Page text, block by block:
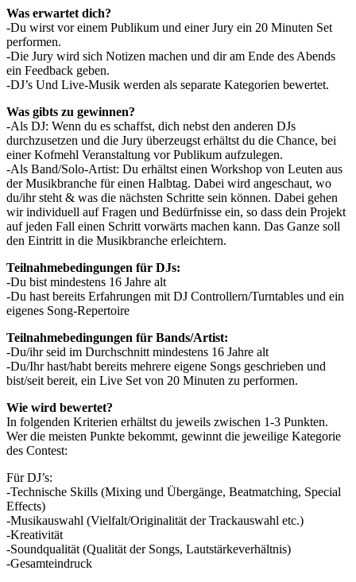
Was erwartet dich?
-Du wirst vor einem Publikum und einer Jury ein 20 Minuten Set
performen.
-Die Jury wird sich Notizen machen und dir am Ende des Abends
ein Feedback geben.
-DJ’s Und Live-Musik werden als separate Kategorien bewertet.
Was gibts zu gewinnen?
-Als DJ: Wenn du es schaffst, dich nebst den anderen DJs
durchzusetzen und die Jury überzeugst erhältst du die Chance, bei
einer Kofmehl Veranstaltung vor Publikum aufzulegen.
-Als Band/Solo-Artist: Du erhältst einen Workshop von Leuten aus
der Musikbranche für einen Halbtag. Dabei wird angeschaut, wo
du/ihr steht & was die nächsten Schritte sein können. Dabei gehen
wir individuell auf Fragen und Bedürfnisse ein, so dass dein Projekt
auf jeden Fall einen Schritt vorwärts machen kann. Das Ganze soll
den Eintritt in die Musikbranche erleichtern.
Teilnahmebedingungen für DJs:
-Du bist mindestens 16 Jahre alt
-Du hast bereits Erfahrungen mit DJ Controllern/Turntables und ein
eigenes Song-Repertoire
Teilnahmebedingungen für Bands/Artist:
-Du/ihr seid im Durchschnitt mindestens 16 Jahre alt
-Du/Ihr hast/habt bereits mehrere eigene Songs geschrieben und
bist/seit bereit, ein Live Set von 20 Minuten zu performen.
Wie wird bewertet?
In folgenden Kriterien erhältst du jeweils zwischen 1-3 Punkten.
Wer die meisten Punkte bekommt, gewinnt die jeweilige Kategorie
des Contest:
Für DJ’s:
-Technische Skills (Mixing und Übergänge, Beatmatching, Special
Effects)
-Musikauswahl (Vielfalt/Originalität der Trackauswahl etc.)
-Kreativität
-Soundqualität (Qualität der Songs, Lautstärkeverhältnis)
-Gesamteindruck